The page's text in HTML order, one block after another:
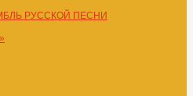
РУССКОЙ ПЕСНИ